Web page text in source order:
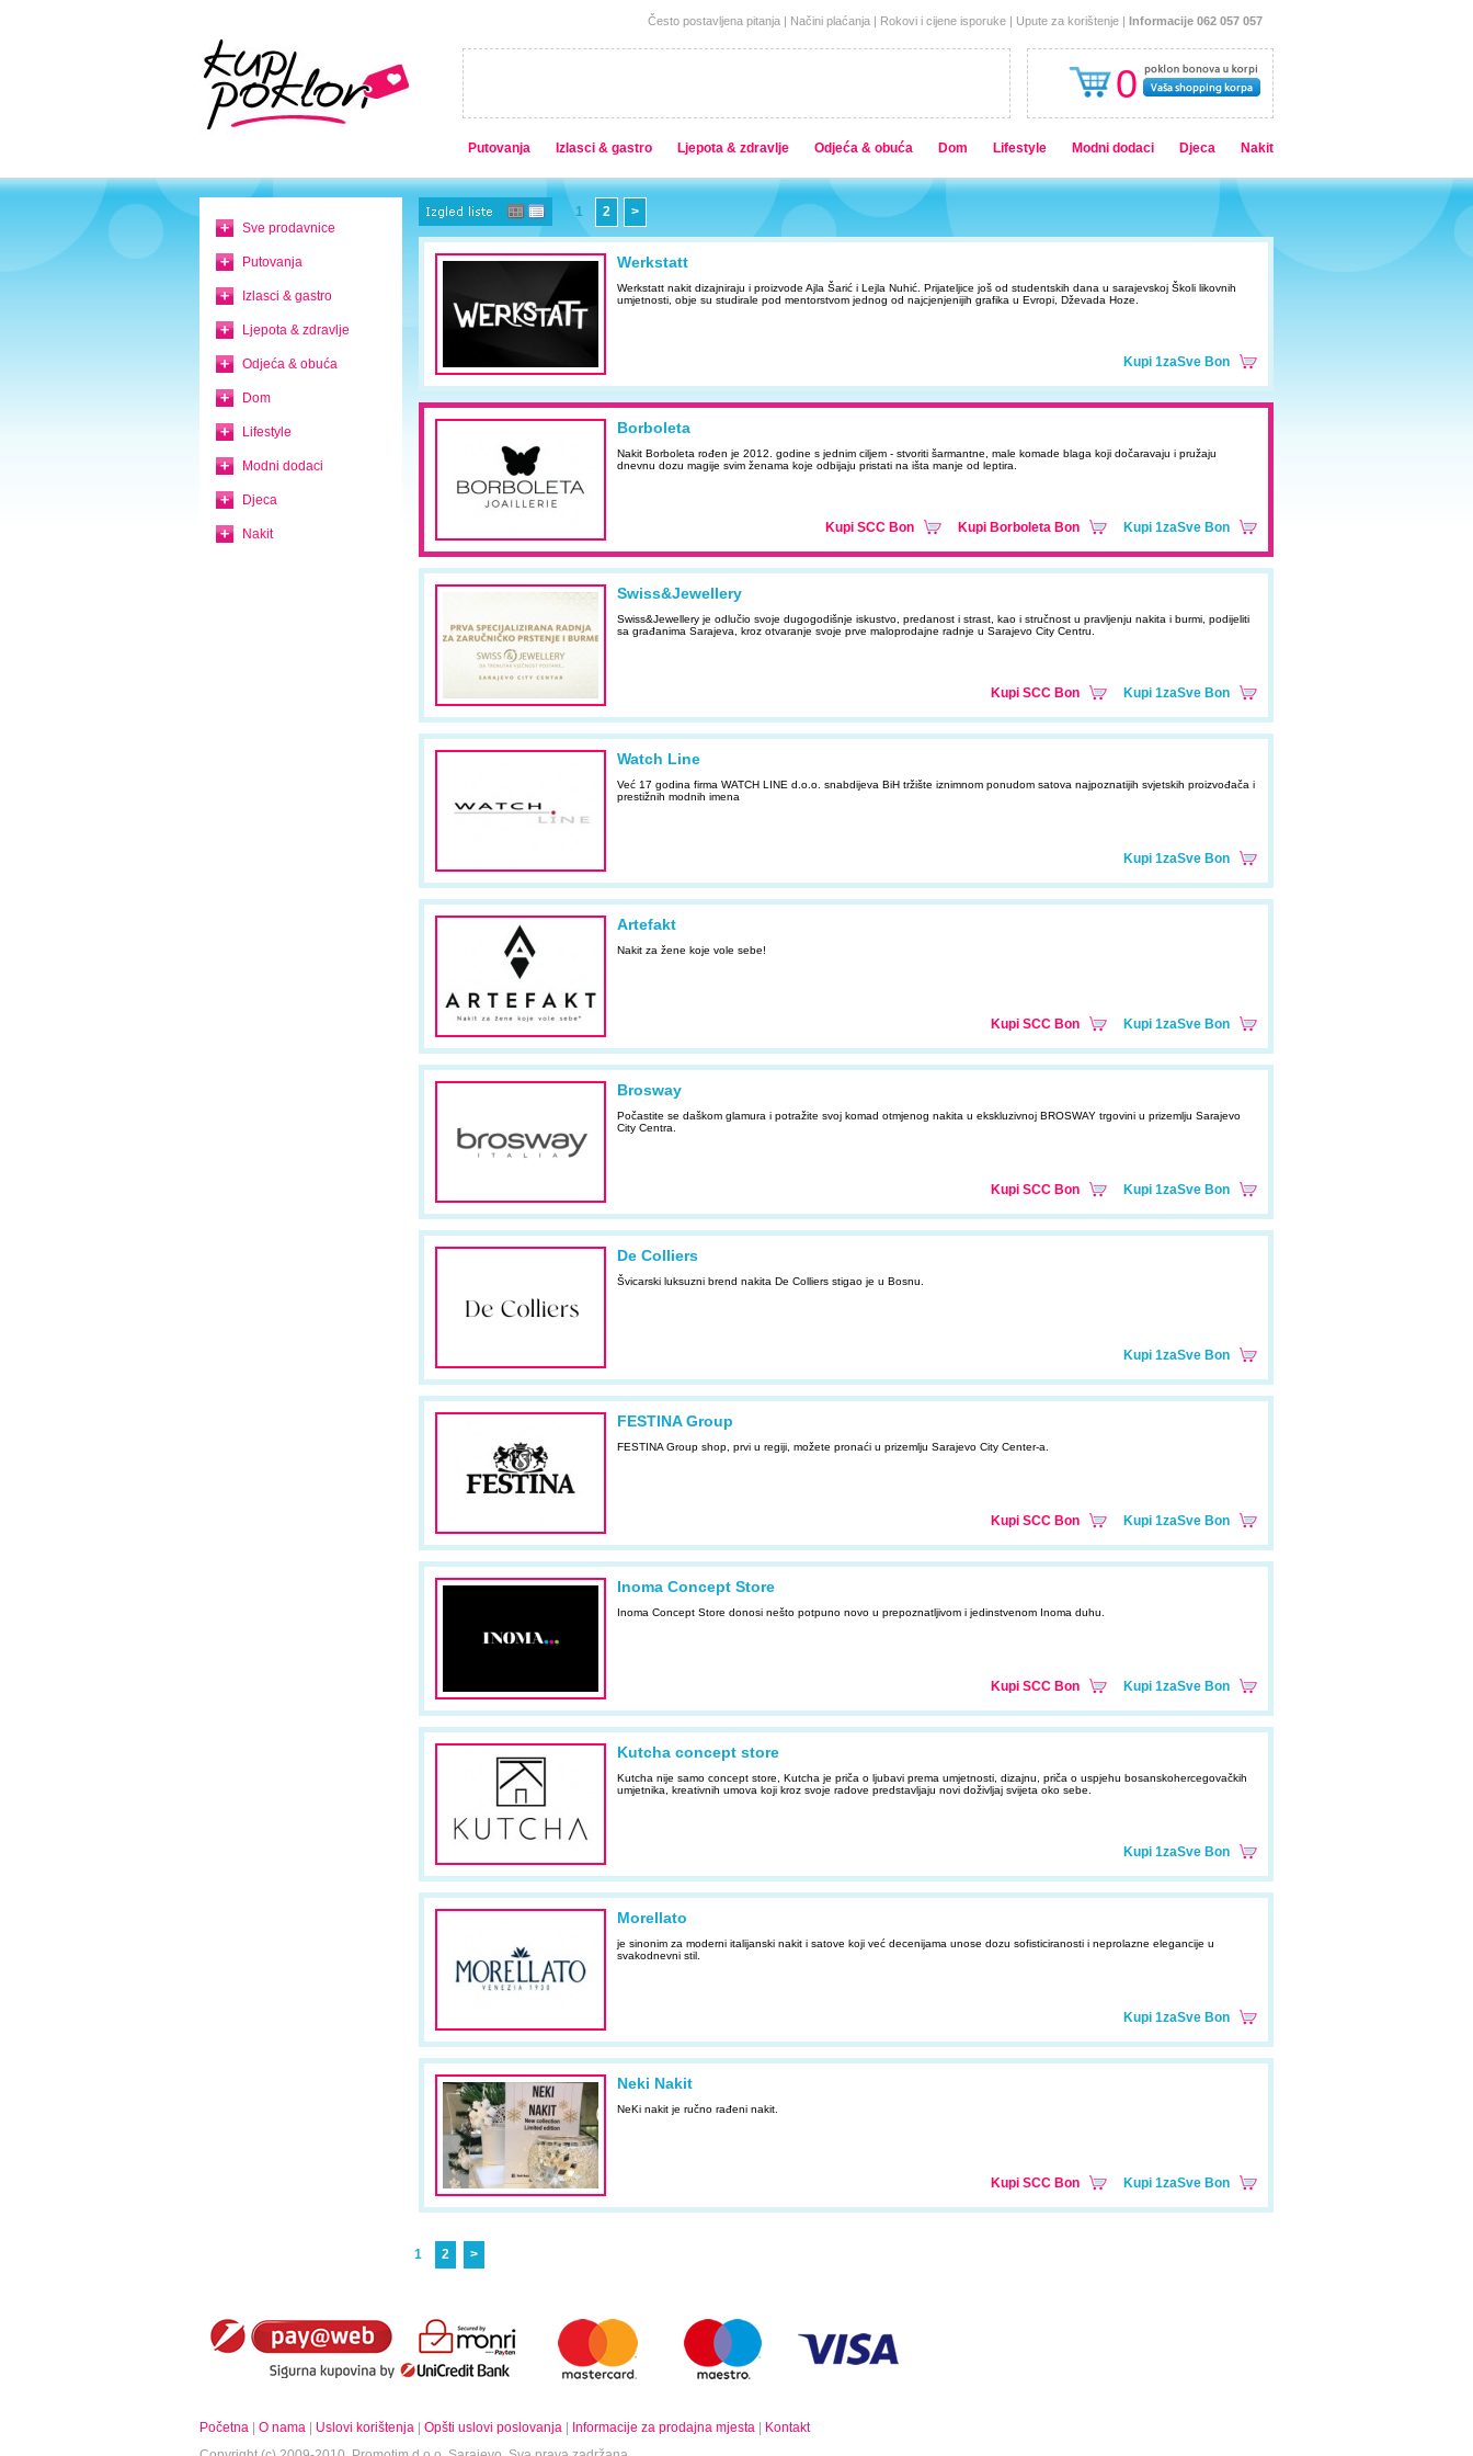
0
Često postavljena pitanja | Načini plaćanja | Rokovi i cijene isporuke | Upute za korištenje | Informacije 062 057 057
Putovanja Izlasci & gastro Ljepota & zdravlje Odjeća & obuća Dom Lifestyle Modni dodaci Djeca Nakit
Sve prodavnice
Putovanja
Izlasci & gastro
Ljepota & zdravlje
Odjeća & obuća
Dom
Lifestyle
Modni dodaci
Djeca
Nakit
1 2 >
Werkstatt
Werkstatt nakit dizajniraju i proizvode Ajla Šarić i Lejla Nuhić. Prijateljice još od studentskih dana u sarajevskoj Školi likovnih
umjetnosti, obje su studirale pod mentorstvom jednog od najcjenjenijih grafika u Evropi, Dževada Hoze.
Kupi 1zaSve Bon
Borboleta
Nakit Borboleta rođen je 2012. godine s jednim ciljem - stvoriti šarmantne, male komade blaga koji dočaravaju i pružaju
dnevnu dozu magije svim ženama koje odbijaju pristati na išta manje od leptira.
Kupi 1zaSve Bon
Kupi Borboleta Bon
Kupi SCC Bon
Swiss&Jewellery
Swiss&Jewellery je odlučio svoje dugogodišnje iskustvo, predanost i strast, kao i stručnost u pravljenju nakita i burmi, podijeliti
sa građanima Sarajeva, kroz otvaranje svoje prve maloprodajne radnje u Sarajevo City Centru.
Kupi 1zaSve Bon
Kupi SCC Bon
Watch Line
Već 17 godina firma WATCH LINE d.o.o. snabdijeva BiH tržište iznimnom ponudom satova najpoznatijih svjetskih proizvođača i
prestižnih modnih imena
Kupi 1zaSve Bon
Artefakt
Nakit za žene koje vole sebe!
Kupi 1zaSve Bon
Kupi SCC Bon
Brosway
Počastite se daškom glamura i potražite svoj komad otmjenog nakita u ekskluzivnoj BROSWAY trgovini u prizemlju Sarajevo
City Centra.
Kupi 1zaSve Bon
Kupi SCC Bon
De Colliers
Švicarski luksuzni brend nakita De Colliers stigao je u Bosnu.
Kupi 1zaSve Bon
FESTINA Group
FESTINA Group shop, prvi u regiji, možete pronaći u prizemlju Sarajevo City Center-a.
Kupi 1zaSve Bon
Kupi SCC Bon
Inoma Concept Store
Inoma Concept Store donosi nešto potpuno novo u prepoznatljivom i jedinstvenom Inoma duhu.
Kupi 1zaSve Bon
Kupi SCC Bon
Kutcha concept store
Kutcha nije samo concept store, Kutcha je priča o ljubavi prema umjetnosti, dizajnu, priča o uspjehu bosanskohercegovačkih
umjetnika, kreativnih umova koji kroz svoje radove predstavljaju novi doživljaj svijeta oko sebe.
Kupi 1zaSve Bon
Morellato
je sinonim za moderni italijanski nakit i satove koji već decenijama unose dozu sofisticiranosti i neprolazne elegancije u
svakodnevni stil.
Kupi 1zaSve Bon
Neki Nakit
NeKi nakit je ručno rađeni nakit.
Kupi 1zaSve Bon
Kupi SCC Bon
1 2 >
Početna O nama Uslovi korištenja Opšti uslovi poslovanja Informacije za prodajna mjesta
Kontakt